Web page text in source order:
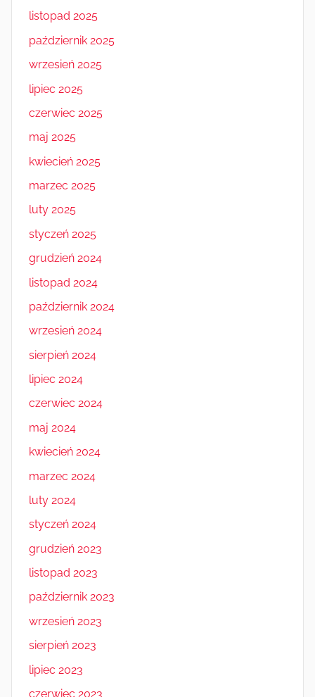
listopad 2025
październik 2025
wrzesień 2025
lipiec 2025
czerwiec 2025
maj 2025
kwiecień 2025
marzec 2025
luty 2025
styczeń 2025
grudzień 2024
listopad 2024
październik 2024
wrzesień 2024
sierpień 2024
lipiec 2024
czerwiec 2024
maj 2024
kwiecień 2024
marzec 2024
luty 2024
styczeń 2024
grudzień 2023
listopad 2023
październik 2023
wrzesień 2023
sierpień 2023
lipiec 2023
czerwiec 2023